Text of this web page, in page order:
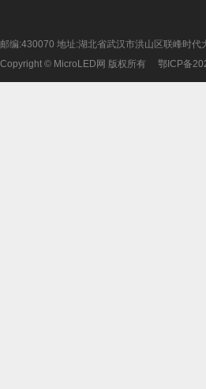
邮编:430070 地址:湖北省武汉市洪山区联峰时代
Copyright © MicroLED网 版权所有 鄂ICP备